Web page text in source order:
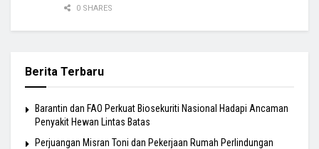
0 SHARES
Berita Terbaru
Barantin dan FAO Perkuat Biosekuriti Nasional Hadapi Ancaman
Penyakit Hewan Lintas Batas
Perjuangan Misran Toni dan Pekerjaan Rumah Perlindungan